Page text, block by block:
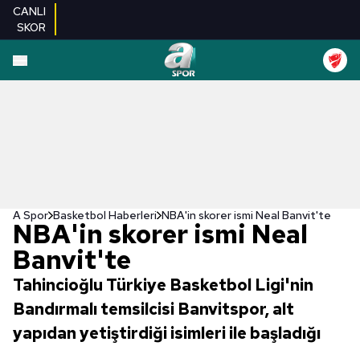
CANLI
SKOR
A Spor Basketbol Haberleri NBA'in skorer ismi Neal Banvit'te
NBA'in skorer ismi Neal
Banvit'te
Tahincioğlu Türkiye Basketbol Ligi'nin
Bandırmalı temsilcisi Banvitspor, alt
yapıdan yetiştirdiği isimleri ile başladığı